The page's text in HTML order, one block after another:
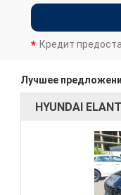
Кредит
Лучшее
HYUNDAI